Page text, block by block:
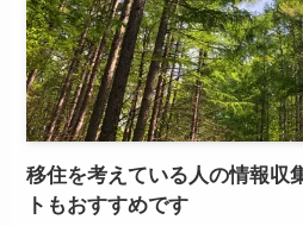
移住を考えている人の情報収
トもおすすめです